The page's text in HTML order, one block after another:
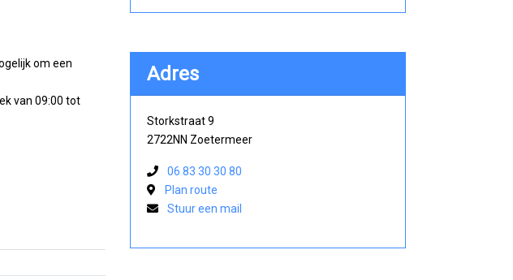
om een
van 09:00 tot
Adres
Storkstraat 9
2722NN Zoetermeer
06 83 30 30 80
Plan route
Stuur een mail